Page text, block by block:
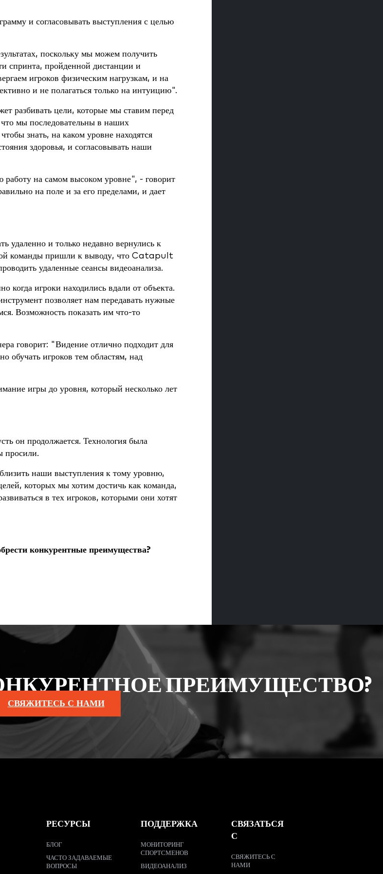
и согласовывать выступления с целью
поскольку мы можем получить
спринта, пройденной дистанции и
игроков физическим нагрузкам, и на
и не полагаться только на интуицию".
разбивать цели, которые мы ставим перед
мы последовательны в наших
знать, на каком уровне находятся
здоровья, и согласовывать наши
на самом высоком уровне", - говорит
на поле и за его пределами, и дает
и только недавно вернулись к
команды пришли к выводу, что Catapult
удаленные сеансы видеоанализа.
когда игроки находились вдали от объекта.
позволяет нам передавать нужные
Возможность показать им что-то
говорит: "Видение отлично подходит для
обучать игроков тем областям, над
игры до уровня, который несколько лет
он продолжается. Технология была
просили.
наши выступления к тому уровню,
которых мы хотим достичь как команда,
в тех игроков, которыми они хотят
конкурентные преимущества?
ПРЕИМУЩЕСТВО?
СВЯЖИТЕСЬ С НАМИ
РЕСУРСЫ
БЛОГ
ЧАСТО ЗАДАВАЕМЫЕ
ВОПРОСЫ
ПОДДЕРЖКА
МОНИТОРИНГ
СПОРТСМЕНОВ
ВИДЕОАНАЛИЗ
СВЯЗАТЬСЯ
С
СВЯЖИТЕСЬ С
НАМИ